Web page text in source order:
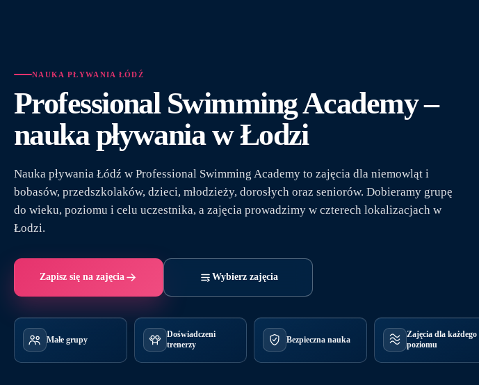
NAUKA PŁYWANIA ŁÓDŹ
Professional Swimming Academy –
nauka pływania w Łodzi
Nauka pływania Łódź w Professional Swimming Academy to zajęcia dla niemowląt i
bobasów, przedszkolaków, dzieci, młodzieży, dorosłych oraz seniorów. Dobieramy grupę
do wieku, poziomu i celu uczestnika, a zajęcia prowadzimy w czterech lokalizacjach w
Łodzi.
Zapisz się na zajęcia Wybierz zajęcia
Małe grupy
Doświadczeni
trenerzy
Bezpieczna nauka
Zajęcia dla każdego
poziomu